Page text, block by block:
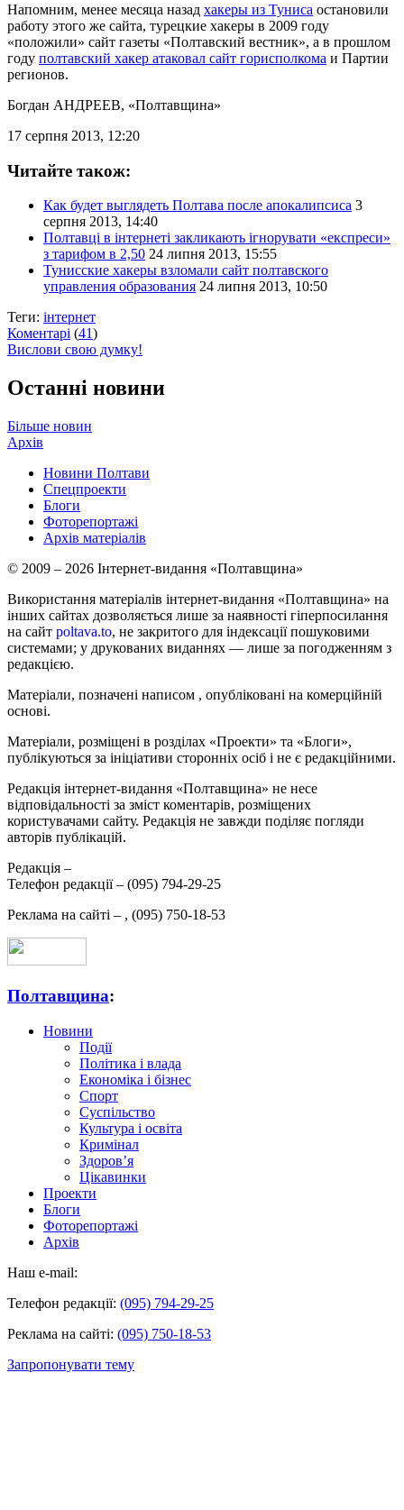
Напомним, менее месяца назад хакеры из Туниса остановили
работу этого же сайта, турецкие хакеры в 2009 году
«положили» сайт газеты «Полтавский вестник», а в прошлом
году полтавский хакер атаковал сайт горисполкома и Партии
регионов.
Богдан АНДРЕЕВ, «Полтавщина»
17 серпня 2013, 12:20
Читайте також:
Как будет выглядеть Полтава после апокалипсиса 3
серпня 2013, 14:40
Полтавці в інтернеті закликають ігнорувати «експреси»
з тарифом в 2,50 24 липня 2013, 15:55
Тунисские хакеры взломали сайт полтавского
управления образования 24 липня 2013, 10:50
Теги: інтернет
Коментарі (41)
Вислови свою думку!
Останні новини
Більше новин
Архів
Новини Полтави
Спецпроекти
Блоги
Фоторепортажі
Архів матеріалів
© 2009 – 2026 Інтернет-видання «Полтавщина»
Використання матеріалів інтернет-видання «Полтавщина» на
інших сайтах дозволяється лише за наявності гіперпосилання
на сайт poltava.to, не закритого для індексації пошуковими
системами; у друкованих виданнях — лише за погодженням з
редакцією.
Матеріали, позначені написом , опубліковані на комерційній
основі.
Матеріали, розміщені в розділах «Проекти» та «Блоги»,
публікуються за ініціативи сторонніх осіб і не є редакційними.
Редакція інтернет-видання «Полтавщина» не несе
відповідальності за зміст коментарів, розміщених
користувачами сайту. Редакція не завжди поділяє погляди
авторів публікацій.
Редакція –
Телефон редакції – (095) 794-29-25
Реклама на сайті – , (095) 750-18-53
Полтавщина:
Новини
Події
Політика і влада
Економіка і бізнес
Спорт
Суспільство
Культура і освіта
Кримінал
Здоров’я
Цікавинки
Проекти
Блоги
Фоторепортажі
Архів
Наш e-mail:
Телефон редакції: (095) 794-29-25
Реклама на сайті: (095) 750-18-53
Запропонувати тему